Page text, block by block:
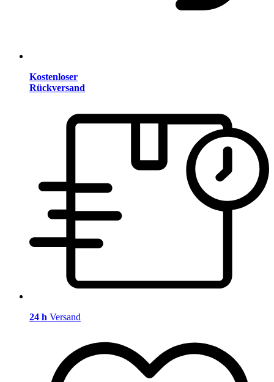
Kostenloser
Rückversand
24 h Versand